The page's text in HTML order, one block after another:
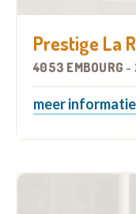
Prestige La
4053 EMBOURG -
meer informatie